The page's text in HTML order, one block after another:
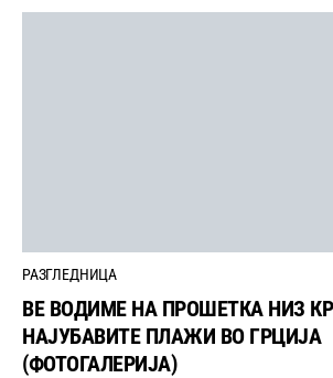
РАЗГЛЕДНИЦА
ВЕ ВОДИМЕ НА ПРОШЕТКА НИЗ
НАЈУБАВИТЕ ПЛАЖИ ВО ГРЦИЈА
(ФОТОГАЛЕРИЈА)